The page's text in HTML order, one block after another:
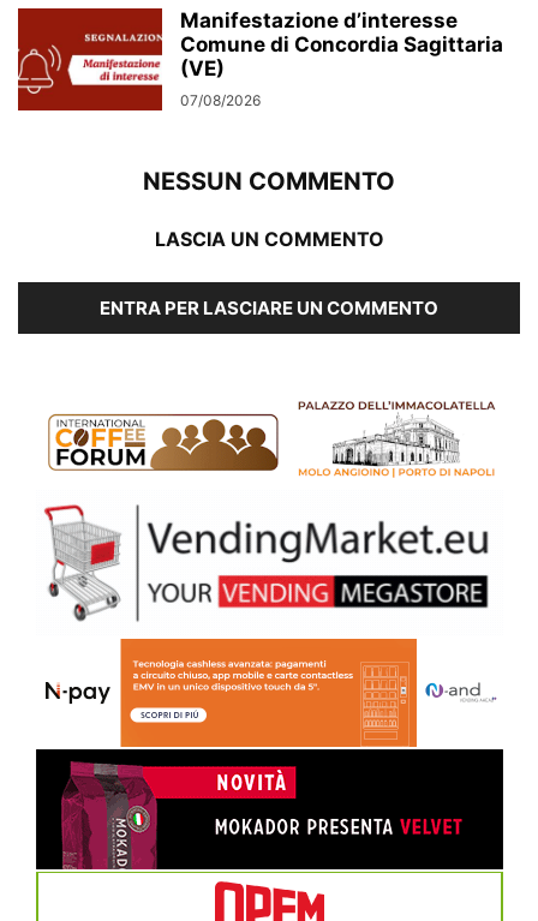
Manifestazione d’interesse
Comune di Concordia Sagittaria
(VE)
07/08/2026
NESSUN COMMENTO
LASCIA UN COMMENTO
ENTRA PER LASCIARE UN COMMENTO